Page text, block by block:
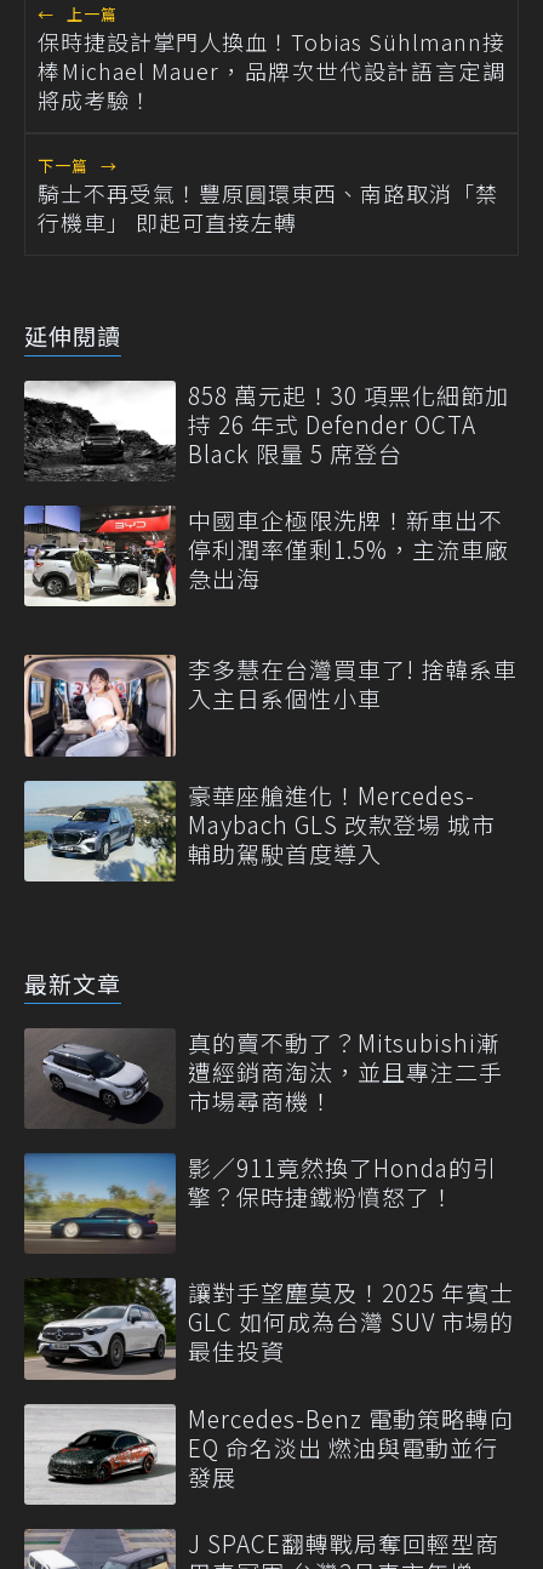
← 上一篇
保時捷設計掌門人換血！Tobias Sühlmann接
棒Michael Mauer，品牌次世代設計語言定調
將成考驗！
下一篇 →
騎士不再受氣！豐原圓環東西、南路取消「禁
行機車」 即起可直接左轉
延伸閱讀
858 萬元起！30 項黑化細節加
持 26 年式 Defender OCTA
Black 限量 5 席登台
中國車企極限洗牌！新車出不
停利潤率僅剩1.5%，主流車廠
急出海
李多慧在台灣買車了! 捨韓系車
入主日系個性小車
豪華座艙進化！Mercedes-
Maybach GLS 改款登場 城市
輔助駕駛首度導入
最新文章
真的賣不動了？Mitsubishi漸
遭經銷商淘汰，並且專注二手
市場尋商機！
影／911竟然換了Honda的引
擎？保時捷鐵粉憤怒了！
讓對手望塵莫及！2025 年賓士
GLC 如何成為台灣 SUV 市場的
最佳投資
Mercedes-Benz 電動策略轉向
EQ 命名淡出 燃油與電動並行
發展
J SPACE翻轉戰局奪回輕型商